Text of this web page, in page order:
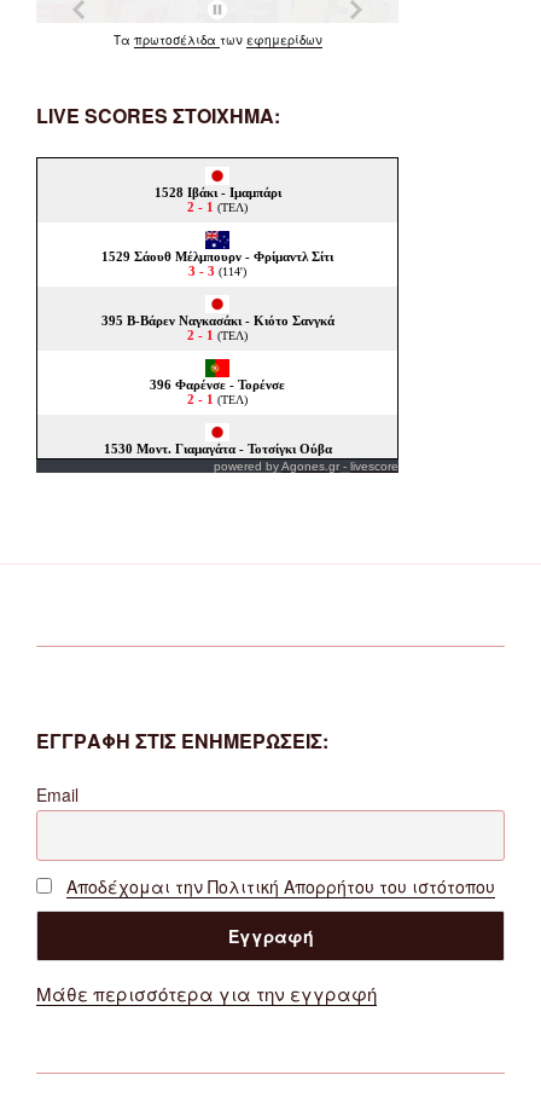
Τα πρωτοσέλιδα των εφημερίδων
LIVE SCORES ΣΤΟΙΧΗΜΑ:
powered byAgones.gr - livescore
ΕΓΓΡΑΦΗ ΣΤΙΣ ΕΝΗΜΕΡΩΣΕΙΣ:
Email
Αποδέχομαι την Πολιτική Απορρήτου του ιστότοπου
Μάθε περισσότερα για την εγγραφή